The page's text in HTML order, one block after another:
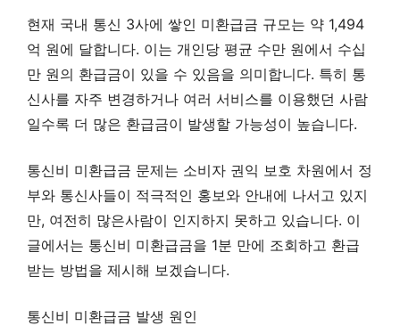
현재 국내 통신 3사에 쌓인 미환급금 규모는 약 1,494
억 원에 달합니다. 이는 개인당 평균 수만 원에서 수십
만 원의 환급금이 있을 수 있음을 의미합니다. 특히 통
신사를 자주 변경하거나 여러 서비스를 이용했던 사람
일수록 더 많은 환급금이 발생할 가능성이 높습니다.
통신비 미환급금 문제는 소비자 권익 보호 차원에서 정
부와 통신사들이 적극적인 홍보와 안내에 나서고 있지
만, 여전히 많은사람이 인지하지 못하고 있습니다. 이
글에서는 통신비 미환급금을 1분 만에 조회하고 환급
받는 방법을 제시해 보겠습니다.
통신비 미환급금 발생 원인